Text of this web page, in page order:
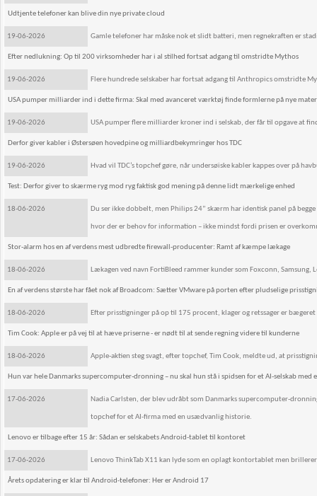
Udtjente telefoner kan blive din nye private cloud
19-06-2026 Gamle telefoner har måske nok et slidt batteri, men regnekraften er
Efter nedlukning: Op til 200 virksomheder har i al stilhed fortsat adgang til omstridte Mythos
19-06-2026 Flere hundrede selskaber har fortsat adgang til Anthropics omstridte
USA pumper milliarder ind i dette firma: Skal med avanceret værktøj finde formlerne på nye
19-06-2026 USA pumper flere milliarder kroner ind i selskab, der får til opgave at
Derfor giver kabler i Østersøen hovedpine og milliardbekymringer hos TDC
19-06-2026 Hvad vil TDC’s topchef gøre, når undersøiske kabler kappes over på
Test: Derfor giver to skærme ryg mod ryg faktisk god mening på denne lidt mærkelige enhed
18-06-2026 Du ser ikke dobbelt, men Philips 24” skærm har identisk panel på
hvor der er behov for information – ikke mindst fordi prisen er
Stor-alarm hos en af verdens mest udbredte firewall-producenter: Ramt af kæmpe lækage
18-06-2026 Lækagen ved navn FortiBleed rammer kunder som Foxconn,
En af verdens største har fået nok af Broadcom: Sætter VMware på porten efter pludselige
18-06-2026 Efter prisstigninger på op til 175 procent, klager og retssager er
Tim Cook: Apple er på vej til at hæve priserne - er nødt til at sende regning videre til kunderne
18-06-2026 Apple-aktien steg svagt, efter topchef, Tim Cook, meldte ud, at
Hun var hele Danmarks supercomputer-dronning – nu skal hun stå i spidsen for et AI-selskab med
17-06-2026 Nadia Carlsten, der blev udråbt som Danmarks supercomputer-
topchef for et AI-firma med en usædvanlig historie.
Lenovo er tilbage efter 15 år: Sådan er selskabets Android-tablet til kontoret
17-06-2026 Lenovo ThinkTab X11 kan lyde som en oplagt kontortablet men
Årets opdatering er klar til Android-telefoner: Her er Android 17